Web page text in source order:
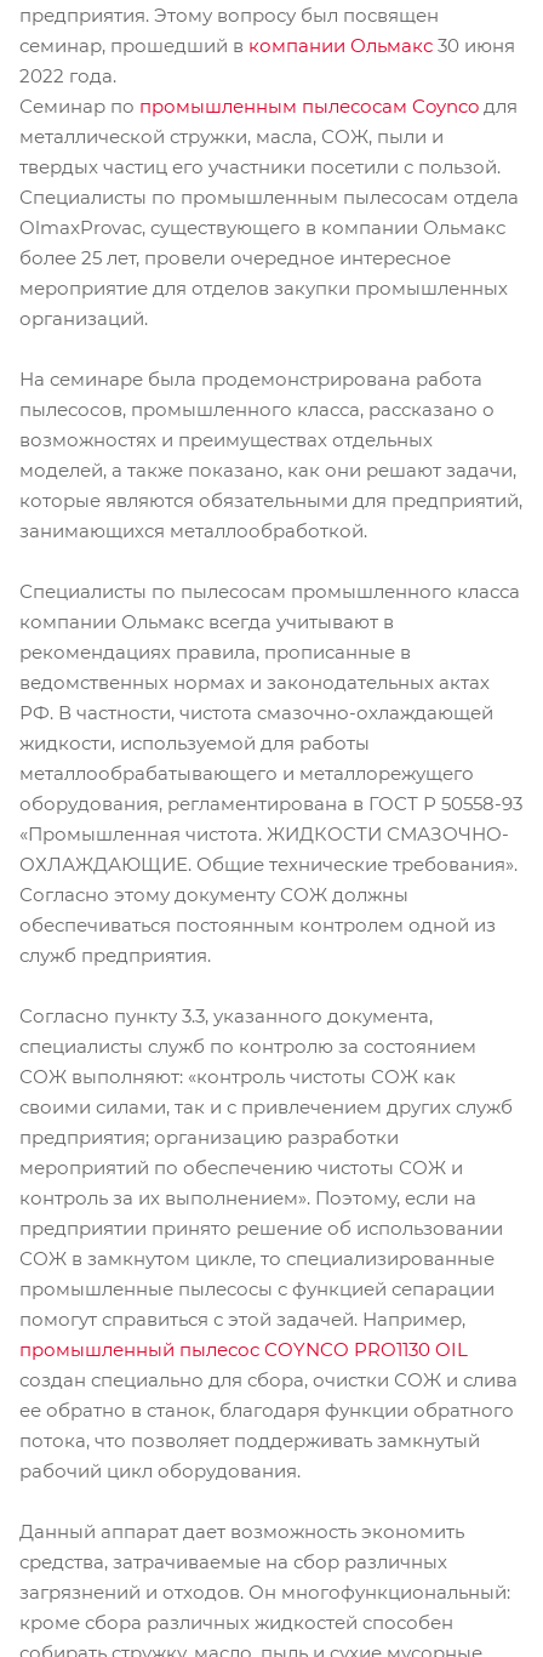
предприятия. Этому вопросу был посвящен
семинар, прошедший в компании Ольмакс 30 июня
2022 года.
Семинар по промышленным пылесосам Coynco для
металлической стружки, масла, СОЖ, пыли и
твердых частиц его участники посетили с пользой.
Специалисты по промышленным пылесосам отдела
OlmaxProvac, существующего в компании Ольмакс
более 25 лет, провели очередное интересное
мероприятие для отделов закупки промышленных
организаций.
На семинаре была продемонстрирована работа
пылесосов, промышленного класса, рассказано о
возможностях и преимуществах отдельных
моделей, а также показано, как они решают задачи,
которые являются обязательными для предприятий,
занимающихся металлообработкой.
Специалисты по пылесосам промышленного класса
компании Ольмакс всегда учитывают в
рекомендациях правила, прописанные в
ведомственных нормах и законодательных актах
РФ. В частности, чистота смазочно-охлаждающей
жидкости, используемой для работы
металлообрабатывающего и металлорежущего
оборудования, регламентирована в ГОСТ Р 50558-93
«Промышленная чистота. ЖИДКОСТИ СМАЗОЧНО-
ОХЛАЖДАЮЩИЕ. Общие технические требования».
Согласно этому документу СОЖ должны
обеспечиваться постоянным контролем одной из
служб предприятия.
Согласно пункту 3.3, указанного документа,
специалисты служб по контролю за состоянием
СОЖ выполняют: «контроль чистоты СОЖ как
своими силами, так и с привлечением других служб
предприятия; организацию разработки
мероприятий по обеспечению чистоты СОЖ и
контроль за их выполнением». Поэтому, если на
предприятии принято решение об использовании
СОЖ в замкнутом цикле, то специализированные
промышленные пылесосы с функцией сепарации
помогут справиться с этой задачей. Например,
промышленный пылесос COYNCO PRO1130 OIL
создан специально для сбора, очистки СОЖ и слива
ее обратно в станок, благодаря функции обратного
потока, что позволяет поддерживать замкнутый
рабочий цикл оборудования.
Данный аппарат дает возможность экономить
средства, затрачиваемые на сбор различных
загрязнений и отходов. Он многофункциональный:
кроме сбора различных жидкостей способен
собирать стружку, масло, пыль и сухие мусорные